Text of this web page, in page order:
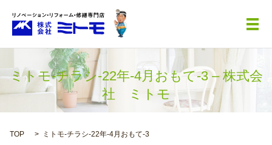
メ
ミトモ-チラシ-22年-4月おもて-3 – 株式会
社 ミトモ
TOP ミトモ-チラシ-22年-4月おもて-3